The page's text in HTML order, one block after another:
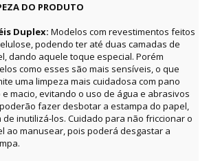
DO PRODUTO
Duplex: Modelos com revestimentos feitos
podendo ter até duas camadas de
dando aquele toque especial. Porém
como esses são mais sensíveis, o que
uma limpeza mais cuidadosa com pano
e macio, evitando o uso de água e abrasivos
fazer desbotar a estampa do papel,
de inutilizá-los. Cuidado para não friccionar o
ao manusear, pois poderá desgastar a